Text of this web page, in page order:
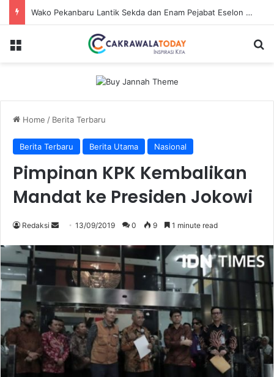
Dirut Jasa Raharja Dampingi Wamenhub Tinjau Penanganan Korban KM Mutiara Sentosa II di RS PHC Surabaya
Menu
Home / Berita Terbaru
Berita Terbaru Berita Utama Nasional
Pimpinan KPK Kembalikan
Mandat ke Presiden Jokowi
Redaksi
Send
email
13/09/2019 0 9 1 minute read